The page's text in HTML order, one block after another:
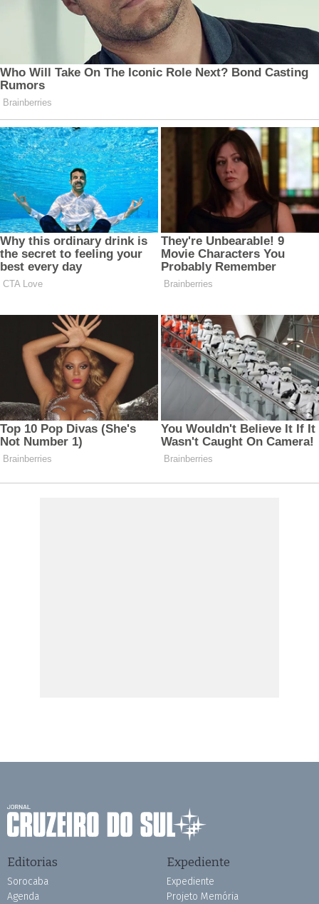
Editorias
Sorocaba
Agenda
Expediente
Expediente
Projeto Memória